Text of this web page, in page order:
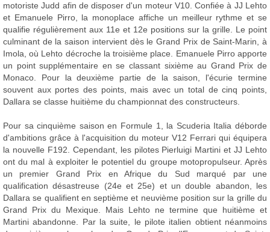
motoriste Judd afin de disposer d'un moteur V10. Confiée à JJ Lehto
et Emanuele Pirro, la monoplace affiche un meilleur rythme et se
qualifie régulièrement aux 11e et 12e positions sur la grille. Le point
culminant de la saison intervient dès le Grand Prix de Saint-Marin, à
Imola, où Lehto décroche la troisième place. Emanuele Pirro apporte
un point supplémentaire en se classant sixième au Grand Prix de
Monaco. Pour la deuxième partie de la saison, l'écurie termine
souvent aux portes des points, mais avec un total de cinq points,
Dallara se classe huitième du championnat des constructeurs.
Pour sa cinquième saison en Formule 1, la Scuderia Italia déborde
d'ambitions grâce à l'acquisition du moteur V12 Ferrari qui équipera
la nouvelle F192. Cependant, les pilotes Pierluigi Martini et JJ Lehto
ont du mal à exploiter le potentiel du groupe motopropulseur. Après
un premier Grand Prix en Afrique du Sud marqué par une
qualification désastreuse (24e et 25e) et un double abandon, les
Dallara se qualifient en septième et neuvième position sur la grille du
Grand Prix du Mexique. Mais Lehto ne termine que huitième et
Martini abandonne. Par la suite, le pilote italien obtient néanmoins